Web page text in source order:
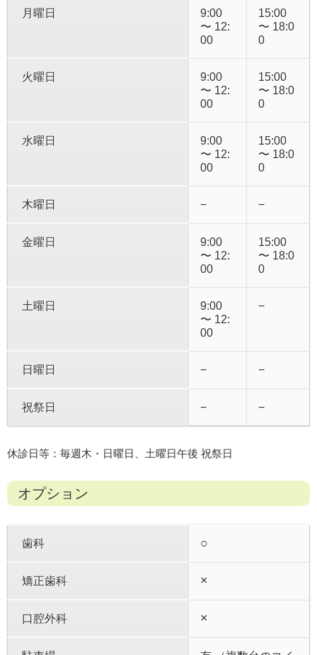
月曜日
9:00
〜 12:
00
15:00
〜 18:0
0
火曜日
9:00
〜 12:
00
15:00
〜 18:0
0
水曜日
9:00
〜 12:
00
15:00
〜 18:0
0
木曜日 − −
金曜日
9:00
〜 12:
00
15:00
〜 18:0
0
土曜日
9:00
〜 12:
00
−
日曜日 − −
祝祭日 − −
休診日等：毎週木・日曜日、土曜日午後 祝祭日
オプション
歯科 ○
矯正歯科 ×
口腔外科 ×